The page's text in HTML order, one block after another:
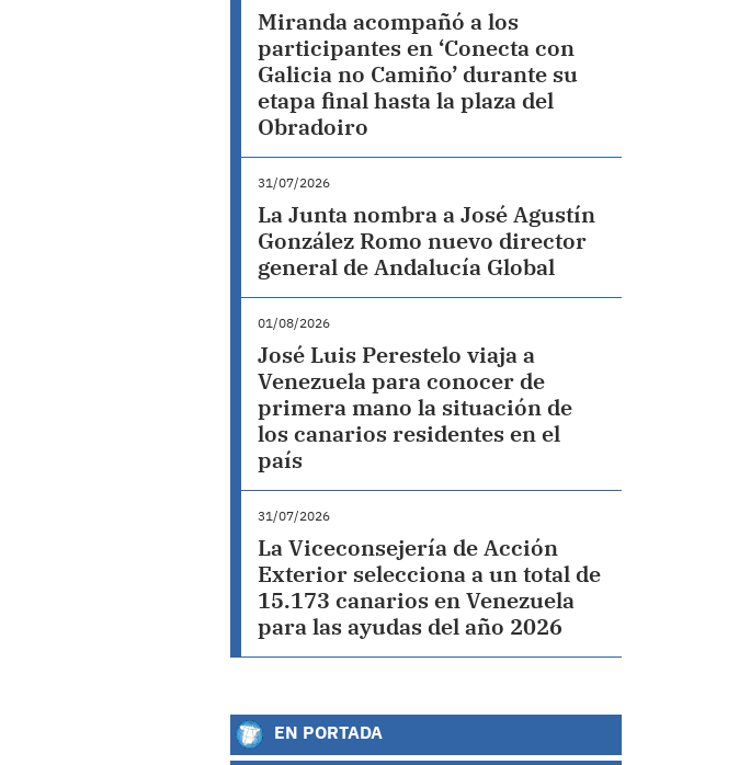
Miranda acompañó a los
participantes en ‘Conecta con
Galicia no Camiño’ durante su
etapa final hasta la plaza del
Obradoiro
31/07/2026
La Junta nombra a José Agustín
González Romo nuevo director
general de Andalucía Global
01/08/2026
José Luis Perestelo viaja a
Venezuela para conocer de
primera mano la situación de
los canarios residentes en el
país
31/07/2026
La Viceconsejería de Acción
Exterior selecciona a un total de
15.173 canarios en Venezuela
para las ayudas del año 2026
EN PORTADA